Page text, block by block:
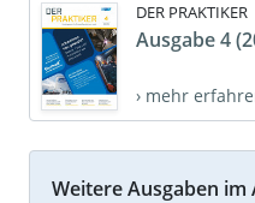
DER PRAKTIKER
Ausgabe 4
› mehr
Weitere Ausgaben